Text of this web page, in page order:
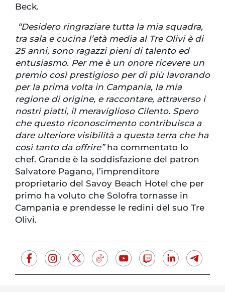
Beck.
“Desidero ringraziare tutta la mia squadra,
tra sala e cucina l’età media al Tre Olivi è di
25 anni, sono ragazzi pieni di talento ed
entusiasmo. Per me è un onore ricevere un
premio così prestigioso per di più lavorando
per la prima volta in Campania, la mia
regione di origine, e raccontare, attraverso i
nostri piatti, il meraviglioso Cilento. Spero
che questo riconoscimento contribuisca a
dare ulteriore visibilità a questa terra che ha
così tanto da offrire”ha commentato lo
chef. Grande è la soddisfazione del patron
Salvatore Pagano, l’imprenditore
proprietario del Savoy Beach Hotel che per
primo ha voluto che Solofra tornasse in
Campania e prendesse le redini del suo Tre
Olivi.